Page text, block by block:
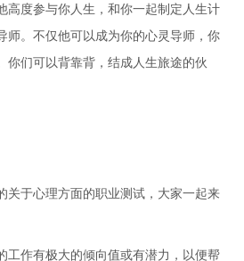
高度参与你人生，和你一起制定人生计
师。不仅他可以成为你的心灵导师，你
你们可以背靠背，结成人生旅途的伙
关于心理方面的职业测试，大家一起来
工作有极大的倾向值或有潜力，以便帮